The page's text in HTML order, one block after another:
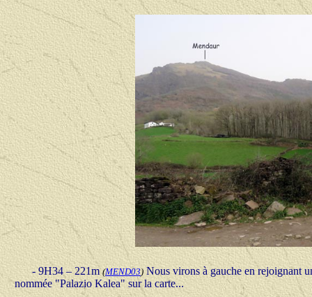
- 9H34 – 221m(MEND03) Nous virons à gauche en rejoignant
nommée "Palazio Kalea" sur la carte...